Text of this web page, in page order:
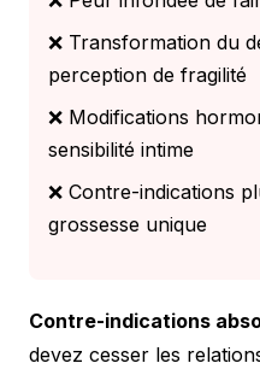
❌ Transformation du
perception de fragilité
❌ Modifications
sensibilité intime
❌ Contre-indications
grossesse unique
Contre-indications
devez cesser les